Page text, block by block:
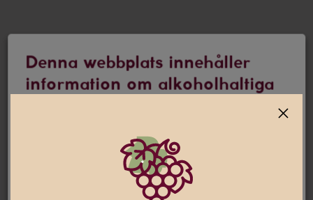
Denna webbplats innehåller
information om alkoholhaltiga
Jag är 25 år eller äldre
Denna webbplats använder